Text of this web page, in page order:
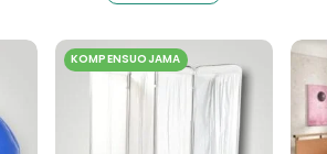
KOMPENSUOJAMA